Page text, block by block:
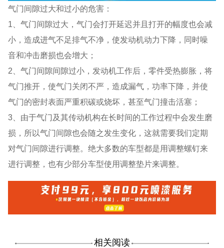
气门间隙过大和过小的危害：
1、气门间隙过大，气门会打开延迟并且打开的幅度也会减
小，造成进气不足排气不净，使发动机动力下降，同时噪
音和冲击磨损也会增大；
2、气门间隙间隙过小，发动机工作后，零件受热膨胀，将
气门推开，使气门关闭不严，造成漏气，功率下降，并使
气门的密封表面严重积碳或烧坏，甚至气门撞击活塞；
3、由于气门及其传动机构在长时间的工作过程中会发生磨
损，所以气门间隙也会随之发生变化，这就需要我们定期
对气门间隙进行调整。绝大多数的车型都是用调整螺钉来
进行调整，也有少部分车型使用调整垫片来调整。
相关阅读